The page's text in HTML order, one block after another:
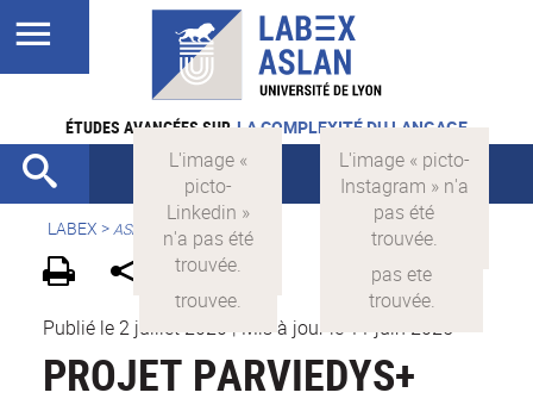
ÉTUDES AVANCÉES SUR LA COMPLEXITÉ DU LANGAGE
LABEX >ASLAN
Publié le 2 juillet 2020 | Mis à jour le 11 juin 2025
PROJET PARVIEDYS+